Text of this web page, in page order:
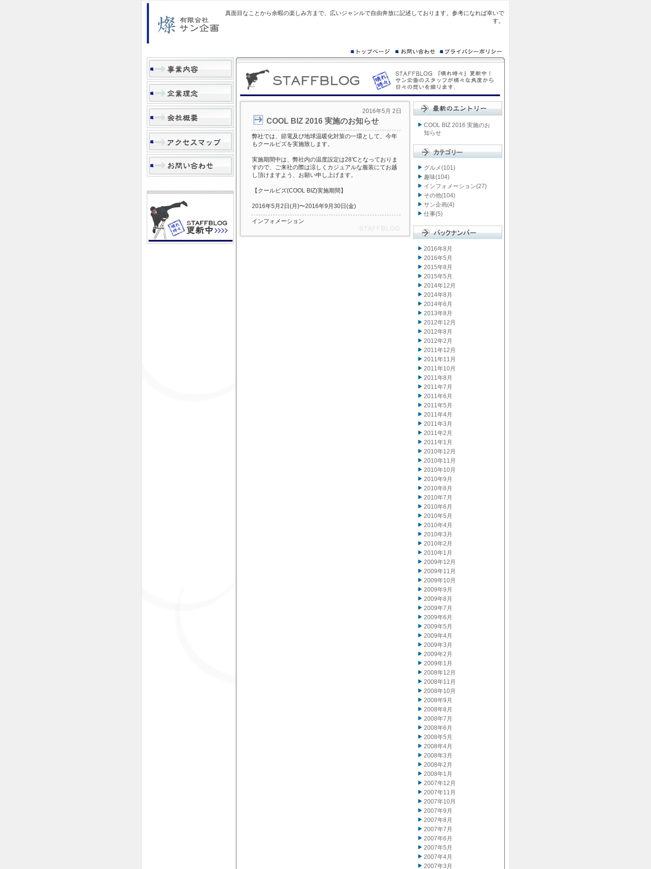
真面目なことから余暇の楽しみ方まで、広いジャンルで自由奔放に記述しております。参考になれば幸いで
す。
2016年5月 2日
COOL BIZ 2016 実施のお知らせ
弊社では、節電及び地球温暖化対策の一環として、今年
もクールビズを実施致します。
実施期間中は、弊社内の温度設定は28℃となっておりま
すので、ご来社の際は涼しくカジュアルな服装にてお越
し頂けますよう、お願い申し上げます。
【クールビズ(COOL BIZ)実施期間】
2016年5月2日(月)〜2016年9月30日(金)
インフォメーション
COOL BIZ 2016 実施のお
知らせ
グルメ(101)
趣味(104)
インフォメーション(27)
その他(104)
サン企画(4)
仕事(5)
2016年8月
2016年5月
2015年8月
2015年5月
2014年12月
2014年8月
2014年6月
2013年8月
2012年12月
2012年8月
2012年2月
2011年12月
2011年11月
2011年10月
2011年8月
2011年7月
2011年6月
2011年5月
2011年4月
2011年3月
2011年2月
2011年1月
2010年12月
2010年11月
2010年10月
2010年9月
2010年8月
2010年7月
2010年6月
2010年5月
2010年4月
2010年3月
2010年2月
2010年1月
2009年12月
2009年11月
2009年10月
2009年9月
2009年8月
2009年7月
2009年6月
2009年5月
2009年4月
2009年3月
2009年2月
2009年1月
2008年12月
2008年11月
2008年10月
2008年9月
2008年8月
2008年7月
2008年6月
2008年5月
2008年4月
2008年3月
2008年2月
2008年1月
2007年12月
2007年11月
2007年10月
2007年9月
2007年8月
2007年7月
2007年6月
2007年5月
2007年4月
2007年3月